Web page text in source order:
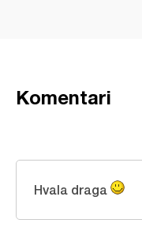
Komentari
Hvala draga